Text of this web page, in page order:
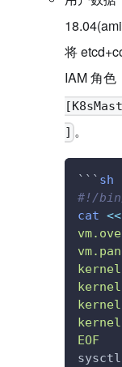
将
IAM 角色
] 。
`` ` sh
#!/
cat <<
EOF